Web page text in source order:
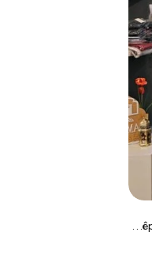
Jelaba Caf Rosa en crêpe et jacquard – Travail Randa fait main